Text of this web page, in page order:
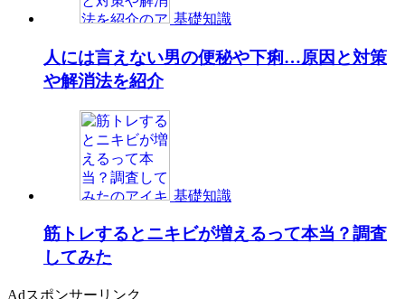
基礎知識
人には言えない男の便秘や下痢…原因と対策
や解消法を紹介
基礎知識
筋トレするとニキビが増えるって本当？調査
してみた
Adスポンサーリンク